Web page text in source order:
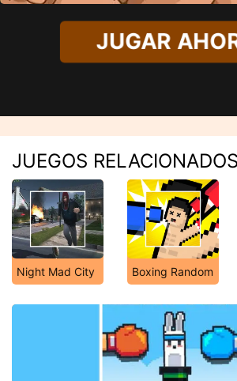
JUGAR
JUEGOS RELACIONADOS
Night Mad City Boxing Random